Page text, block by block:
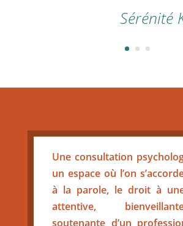
Sérénité
Une consultation
un espace où l’on
à la parole, le droit à
attentive,
soutenante d’un